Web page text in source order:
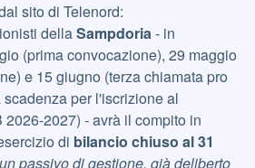
sito di Telenord:
dellaSampdoria- in
(prima convocazione), 29 maggio
e 15 giugno (terza chiamata pro
per l'iscrizione al
2027) - avrà il compito in
di bilancio chiuso al 31
passivo di gestione, già deliberto